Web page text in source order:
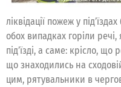
ліквідації пожеж у
обох випадках горіли
під’їзді, а саме: крісло, що
що знаходились на
цим, рятувальники в